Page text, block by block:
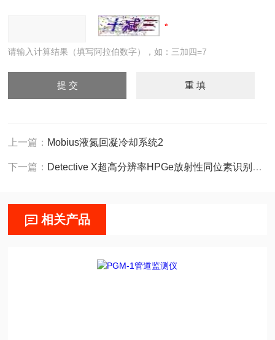
请输入计算结果（填写阿拉伯数字），如：三加四=7
上一篇： Mobius液氮回凝冷却系统2
下一篇： Detective X超高分辨率HPGe放射性同位素识别装置
相关产品